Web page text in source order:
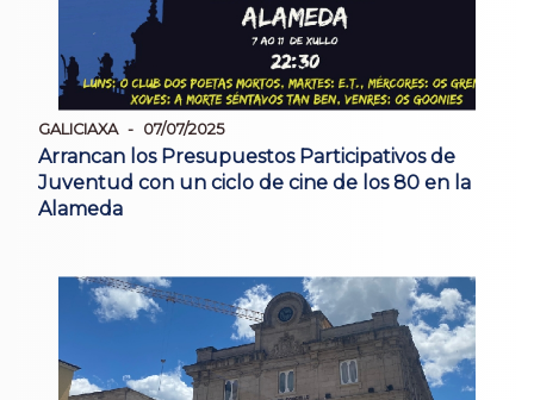
GALICIAXA 07/07/2025
Arrancan los Presupuestos Participativos de
Juventud con un ciclo de cine de los 80 en la
Alameda